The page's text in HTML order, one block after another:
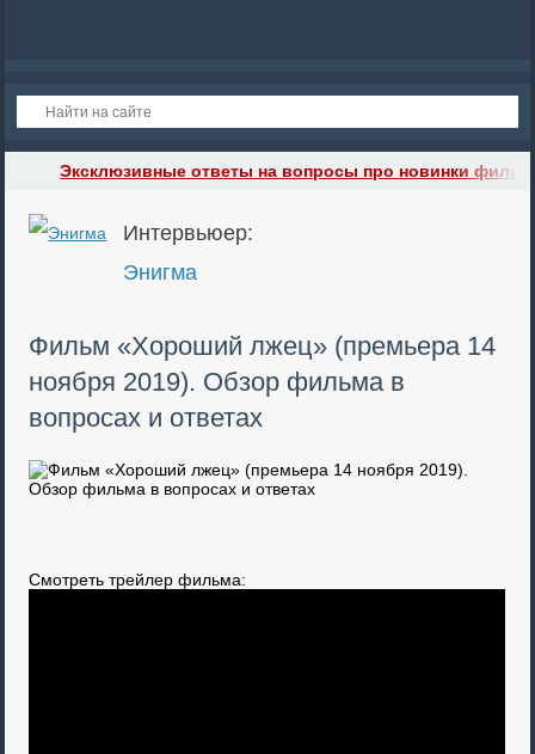
Эксклюзивные ответы на вопросы про новинки
Интервьюер:
Энигма
Фильм «Хороший лжец» (премьера 14
ноября 2019). Обзор фильма в
вопросах и ответах
Смотреть трейлер фильма: